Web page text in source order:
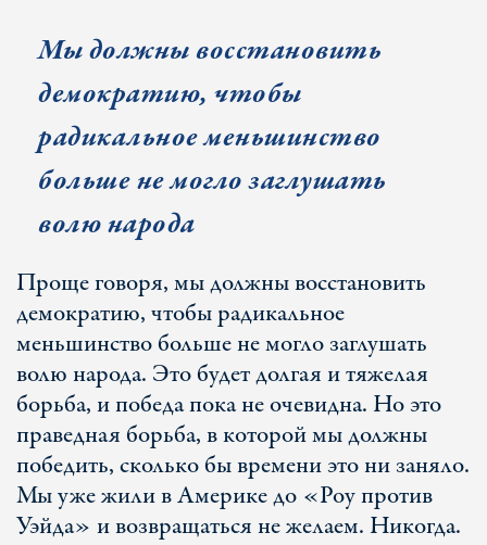
Мы должны восстановить
демократию, чтобы
радикальное меньшинство
больше не могло заглушать
волю народа
Проще говоря, мы должны восстановить
демократию, чтобы радикальное
меньшинство больше не могло заглушать
волю народа. Это будет долгая и тяжелая
борьба, и победа пока не очевидна. Но это
праведная борьба, в которой мы должны
победить, сколько бы времени это ни заняло.
Мы уже жили в Америке до «Роу против
Уэйда» и возвращаться не желаем. Никогда.